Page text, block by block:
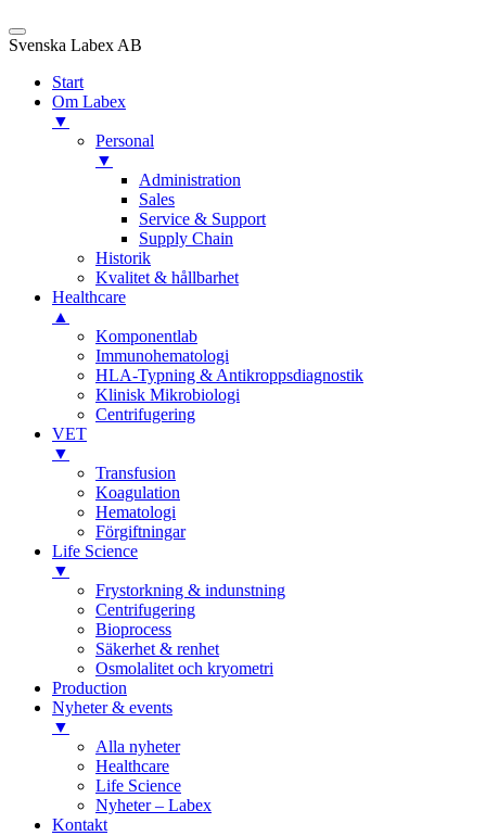
Svenska Labex AB
Start
Om Labex
▼
Personal
▼
Administration
Sales
Service & Support
Supply Chain
Historik
Kvalitet & hållbarhet
Healthcare
▲
Komponentlab
Immunohematologi
HLA-Typning & Antikroppsdiagnostik
Klinisk Mikrobiologi
Centrifugering
VET
▼
Transfusion
Koagulation
Hematologi
Förgiftningar
Life Science
▼
Frystorkning & indunstning
Centrifugering
Bioprocess
Säkerhet & renhet
Osmolalitet och kryometri
Production
Nyheter & events
▼
Alla nyheter
Healthcare
Life Science
Nyheter – Labex
Kontakt